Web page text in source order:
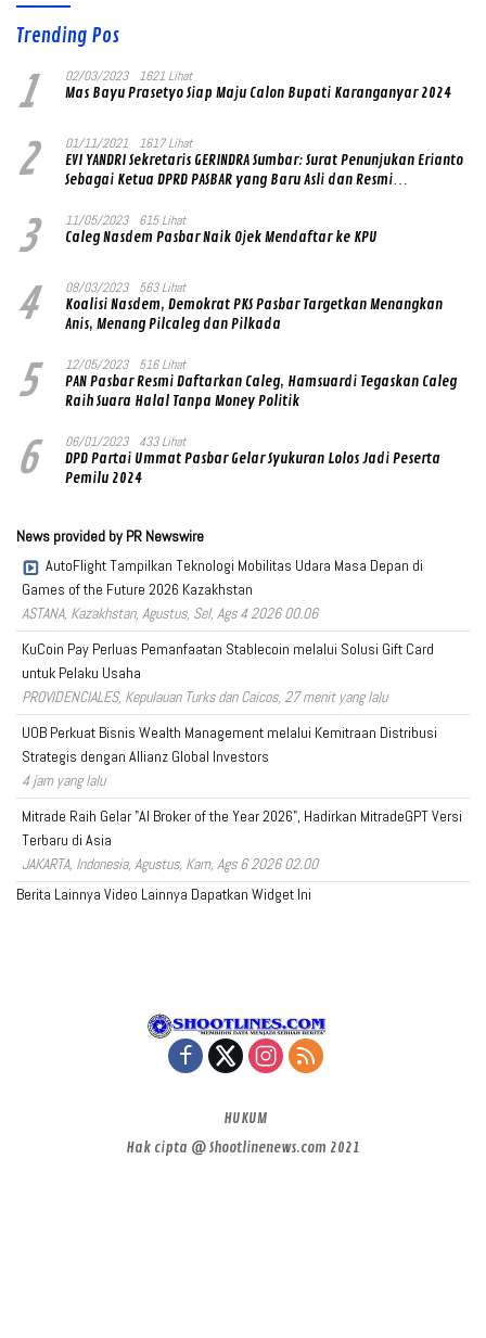
Trending Pos
1 02/03/2023 1621 Lihat
Mas Bayu Prasetyo Siap Maju Calon Bupati Karanganyar 2024
2 01/11/2021 1617 Lihat
EVI YANDRI Sekretaris GERINDRA Sumbar: Surat Penunjukan Erianto
Sebagai Ketua DPRD PASBAR yang Baru Asli dan Resmi
3 11/05/2023 615 Lihat
Caleg Nasdem Pasbar Naik Ojek Mendaftar ke KPU
4 08/03/2023 563 Lihat
Koalisi Nasdem, Demokrat PKS Pasbar Targetkan Menangkan
Anis, Menang Pilcaleg dan Pilkada
5 12/05/2023 516 Lihat
PAN Pasbar Resmi Daftarkan Caleg, Hamsuardi Tegaskan Caleg
Raih Suara Halal Tanpa Money Politik
6 06/01/2023 433 Lihat
DPD Partai Ummat Pasbar Gelar Syukuran Lolos Jadi Peserta
Pemilu 2024
News provided by PR Newswire
AutoFlight Tampilkan Teknologi Mobilitas Udara Masa Depan di
Games of the Future 2026 Kazakhstan
ASTANA, Kazakhstan, Agustus, Sel, Ags 4 2026 00.06
KuCoin Pay Perluas Pemanfaatan Stablecoin melalui Solusi Gift Card
untuk Pelaku Usaha
PROVIDENCIALES, Kepulauan Turks dan Caicos, 27 menit yang lalu
UOB Perkuat Bisnis Wealth Management melalui Kemitraan Distribusi
Strategis dengan Allianz Global Investors
4 jam yang lalu
Mitrade Raih Gelar "AI Broker of the Year 2026", Hadirkan MitradeGPT Versi
Terbaru di Asia
JAKARTA, Indonesia, Agustus, Kam, Ags 6 2026 02.00
Berita Lainnya Video Lainnya Dapatkan Widget Ini
HUKUM
Hak cipta @ Shootlinenews.com 2021